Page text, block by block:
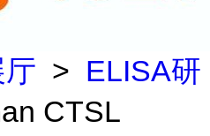
> ELISA研
CTSL